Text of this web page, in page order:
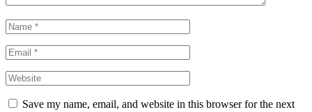
Save my name, email, and website in this browser for the next